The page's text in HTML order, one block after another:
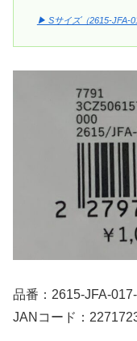
▶ Sサイズ（2615-JFA-
品番：2615-JFA-
JANコード：